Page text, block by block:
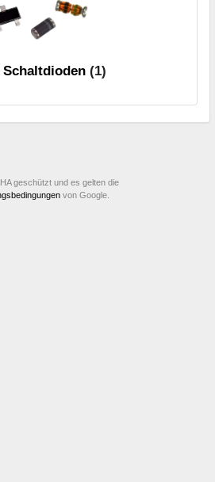
(1)
geschützt und es gelten die
von Google.